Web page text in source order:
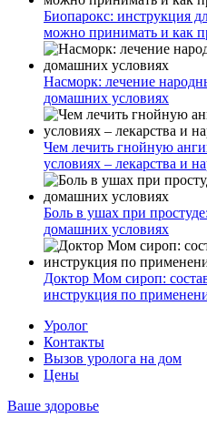
Биопарокс: инструкция
можно принимать и как
Насморк: лечение
домашних условиях
Чем лечить гнойную
условиях – лекарства и
Боль в ушах при
домашних условиях
Доктор Мом сироп:
инструкция по
Уролог
Контакты
Вызов уролога на дом
Цены
Ваше здоровье